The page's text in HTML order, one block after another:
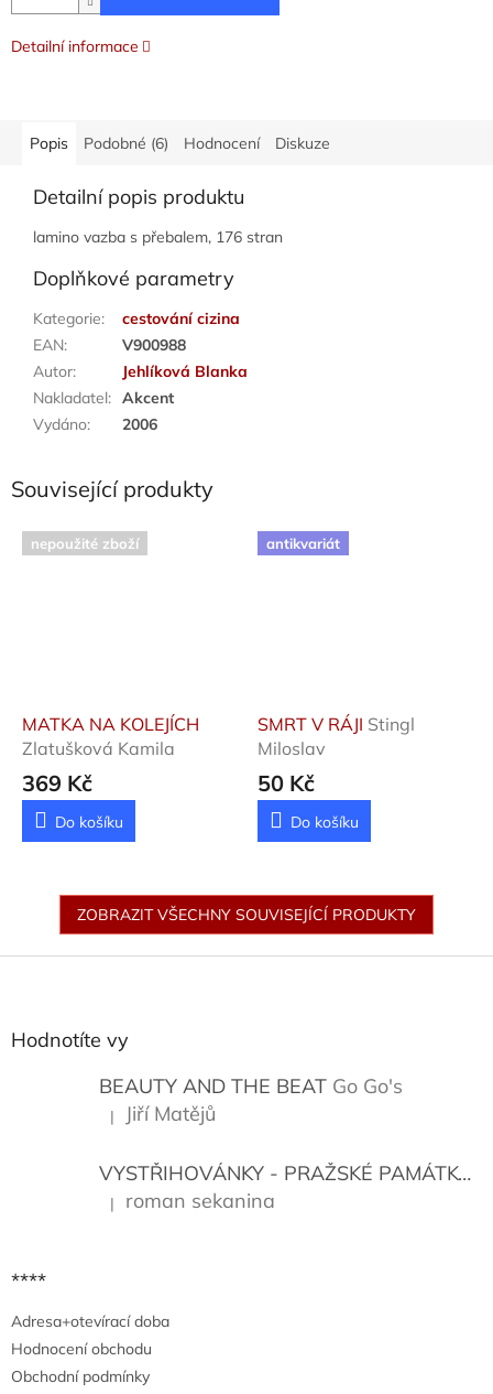
Detailní informace
Popis Podobné (6) Hodnocení Diskuze
Detailní popis produktu
lamino vazba s přebalem, 176 stran
Doplňkové parametry
Kategorie:
cestování cizina
EAN:
V900988
Autor:
Jehlíková Blanka
Nakladatel: Akcent
Vydáno: 2006
Související produkty
nepoužité zboží
MATKA NA KOLEJÍCH
Zlatušková Kamila
369 Kč
Do košíku
antikvariát
SMRT V RÁJI Stingl
Miloslav
50 Kč
Do košíku
ZOBRAZIT VŠECHNY SOUVISEJÍCÍ PRODUKTY
Hodnotíte vy
BEAUTY AND THE BEAT Go Go's
Hodnocení produktu je 5 z 5 hvězdiček.
| Jiří Matějů
VYSTŘIHOVÁNKY - PRAŽSKÉ PAMÁTKY
Hodnocení produktu je 5 z 5 hvězdiček.
| roman sekanina
****
Adresa+otevírací doba
Hodnocení obchodu
Obchodní podmínky